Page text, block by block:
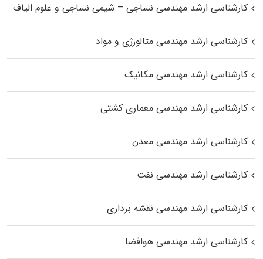
کارشناسی ارشد مهندسی نساجی – شیمی نساجی و علوم الیاف
کارشناسی ارشد مهندسی متالورژی و مواد
کارشناسی ارشد مهندسی مکانیک
کارشناسی ارشد مهندسی معماری کشتی
کارشناسی ارشد مهندسی معدن
کارشناسی ارشد مهندسی نفت
کارشناسی ارشد مهندسی نقشه برداری
کارشناسی ارشد مهندسی هوافضا